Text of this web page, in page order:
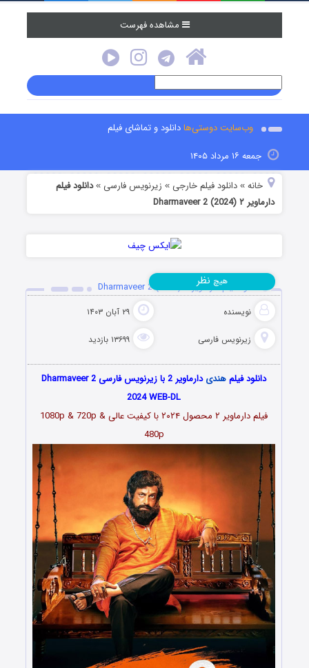
مشاهده فهرست
وب‌سایت دوستی‌هادانلود و تماشای فیلم
جمعه ۱۶ مرداد ۱۴۰۵
خانه »دانلود فیلم خارجی » زیرنویس فارسی »دانلود فیلم
دارماویر ۲ Dharmaveer 2 (2024)
دانلود فیلم دارماویر ۲ Dharmaveer 2 (2024)
نویسنده ۲۹ آبان ۱۴۰۳
زیرنویس فارسی ۱۳۶۹۹ بازدید
هیچ نظر
دانلود فیلمهندی
دارماویر 2 با زیرنویس فارسی Dharmaveer 2
2024 WEB-DL
فیلم دارماویر ۲ محصول ۲۰۲۴ با کیفیت عالی 1080p & 720p &
480p